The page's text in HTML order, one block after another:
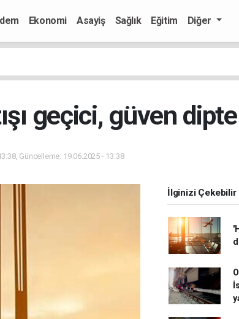
Ekonomi Asayiş Sağlık Eğitim Diğer
geçici, güven dipte
Güncelleme: 19.06.2025 - 13:38
İlginizi Çekebilir